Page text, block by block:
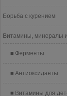
Борьба с курением
Витамины, минералы
Ферменты
Антиоксиданты
Витамины для